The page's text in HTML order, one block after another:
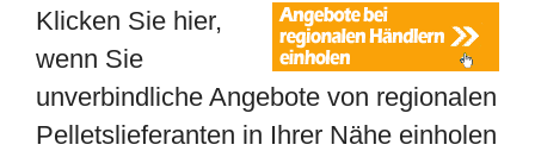
Klicken Sie hier,
wenn Sie
unverbindliche Angebote von regionalen
Pelletslieferanten in Ihrer Nähe einholen